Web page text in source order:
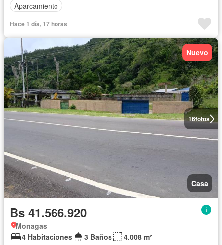
Aparcamiento
Hace 1 día, 17 horas
16fotos
Nuevo
Casa
Bs 41.566.920
Monagas
4 Habitaciones
3 Baños 4.008 m²